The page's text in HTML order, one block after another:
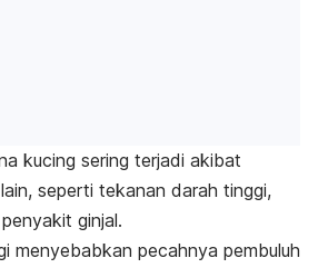
kucing sering terjadi akibat
seperti tekanan darah tinggi,
ginjal.
menyebabkan pecahnya pembuluh